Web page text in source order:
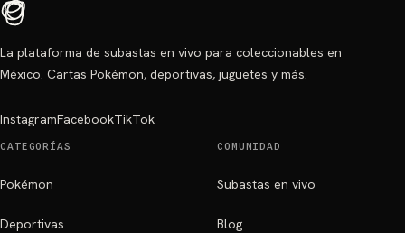
La plataforma de subastas en vivo para coleccionables en
México. Cartas Pokémon, deportivas, juguetes y más.
InstagramFacebookTikTok
CATEGORÍAS
Pokémon
Deportivas
COMUNIDAD
Subastas en vivo
Blog